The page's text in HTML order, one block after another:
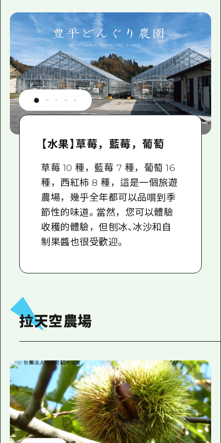
【水果】草莓，藍莓，葡萄
草莓 10 種，藍莓 7 種，葡萄 16
種，西紅柿 8 種，這是一個旅遊
農場，幾乎全年都可以品嚐到季
節性的味道。當然，您可以體驗
收穫的體驗，但刨冰、冰沙和自
制果醬也很受歡迎。
拉天空農場